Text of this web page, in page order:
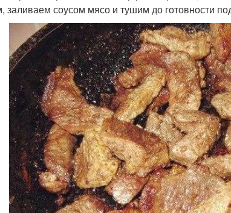
соусом мясо и тушим до готовности